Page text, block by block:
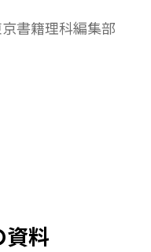
さいたま」の名
書籍理科編集部
資料